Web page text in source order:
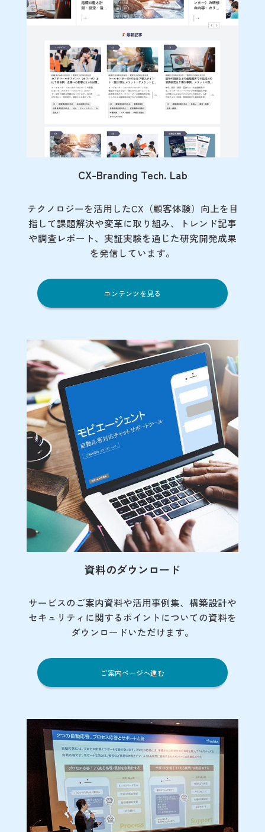
CX-Branding Tech. Lab
テクノロジーを活用したCX（顧客体験）向上を目
指して課題解決や変革に取り組み、トレンド記事
や調査レポート、実証実験を通じた研究開発成果
を発信しています。
コンテンツを見る
資料のダウンロード
サービスのご案内資料や活用事例集、 構築設計や
セキュリティに関するポイントについての資料を
ダウンロードいただけます。
ご案内ページへ進む